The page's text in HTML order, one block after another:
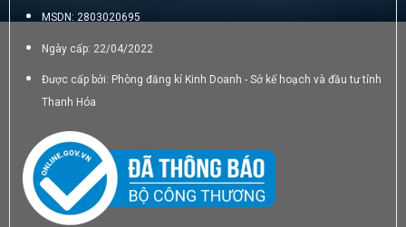
MSDN: 2803020695
Ngày cấp: 22/04/2022
Được cấp bởi: Phòng đăng kí Kinh Doanh - Sở kế hoạch và đầu tư tỉnh
Thanh Hóa